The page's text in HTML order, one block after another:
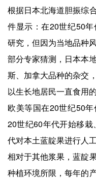
根据日本北海道胆振综
件显示：在20世纪50
研究，但因为当地品种
部分专家猜测，日本本
斯、加拿大品种的杂交
以生长地居民一直食用
欧美等国在20世纪50
20世纪60年代开始移
代对本土蓝靛果进行人工
相对于其他浆果，蓝靛
种植环境所限，每年的